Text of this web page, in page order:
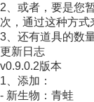
2、或者，要是您
次，通过这种方式
3、还有道具的数
更新日志
v0.9.0.2版本
1、添加：
- 新生物：青蛙